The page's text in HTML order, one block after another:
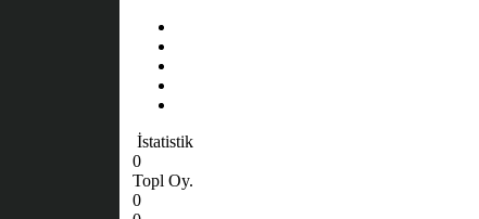
İstatistik
0
Topl Oy.
0